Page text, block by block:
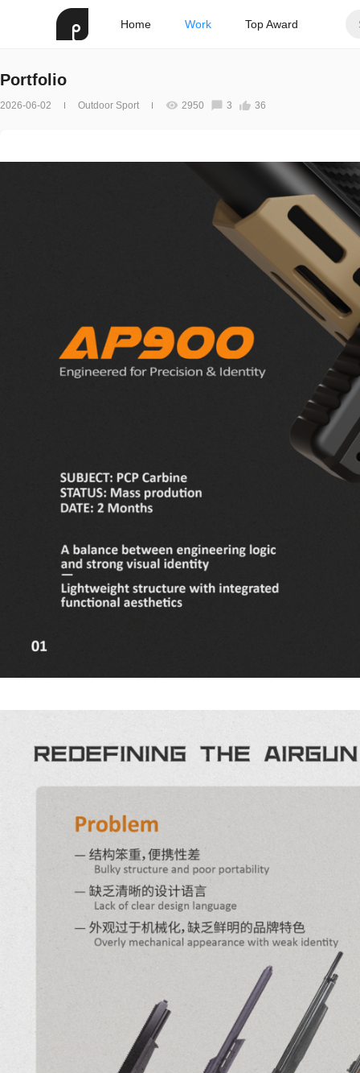
Home Work Top Award
Portfolio
2026-06-02 Outdoor Sport 2950 3 36